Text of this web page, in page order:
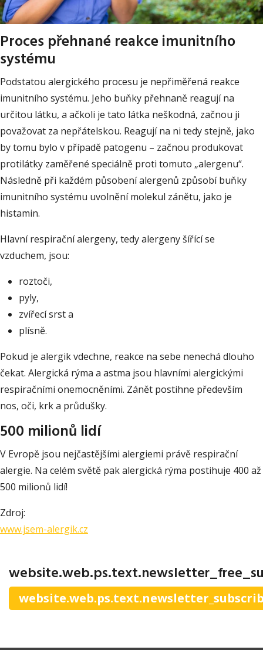
Proces přehnané reakce imunitního
systému
Podstatou alergického procesu je nepřiměřená reakce
imunitního systému. Jeho buňky přehnaně reagují na
určitou látku, a ačkoli je tato látka neškodná, začnou ji
považovat za nepřátelskou. Reagují na ni tedy stejně, jako
by tomu bylo v případě patogenu – začnou produkovat
protilátky zaměřené speciálně proti tomuto „alergenu“.
Následně při každém působení alergenů způsobí buňky
imunitního systému uvolnění molekul zánětu, jako je
histamin.
Hlavní respirační alergeny, tedy alergeny šířící se
vzduchem, jsou:
roztoči,
pyly,
zvířecí srst a
plísně.
Pokud je alergik vdechne, reakce na sebe nenechá dlouho
čekat. Alergická rýma a astma jsou hlavními alergickými
respiračními onemocněními. Zánět postihne především
nos, oči, krk a průdušky.
500 milionů lidí
V Evropě jsou nejčastějšími alergiemi právě respirační
alergie. Na celém světě pak alergická rýma postihuje 400 až
500 milionů lidí!
Zdroj:
www.jsem-alergik.cz